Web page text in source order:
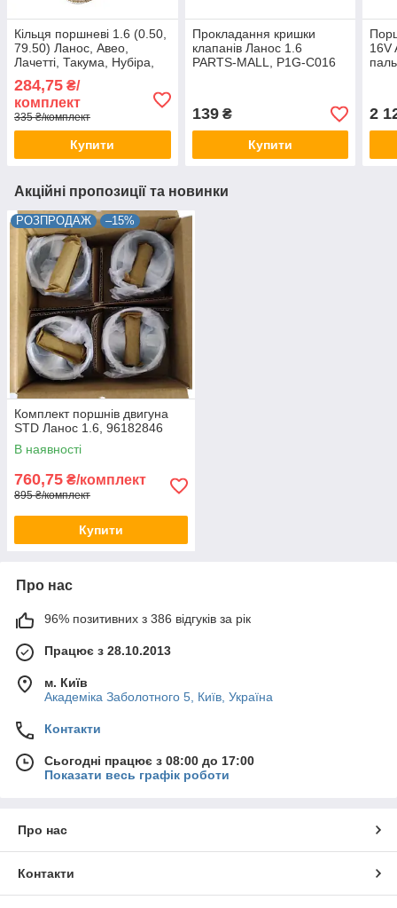
Кільця поршневі 1.6 (0.50,
79.50) Ланос, Авео,
Лачетті, Такума, Нубіра,
93740227
284,75 ₴/
комплект
335 ₴/комплект
Купити
Прокладання кришки
клапанів Ланос 1.6
PARTS-MALL, P1G-C016
139₴
Купити
16V
2
Акційні пропозиції та новинки
РОЗПРОДАЖ –15%
Комплект поршнів двигуна
STD Ланос 1.6, 96182846
В наявності
760,75 ₴/комплект
895 ₴/комплект
Купити
Про нас
96% позитивних з 386 відгуків за рік
Працює з 28.10.2013
м. Київ
Академіка Заболотного 5, Київ, Україна
Контакти
Сьогодні працює з 08:00 до 17:00
Показати весь графік роботи
Про нас
Контакти